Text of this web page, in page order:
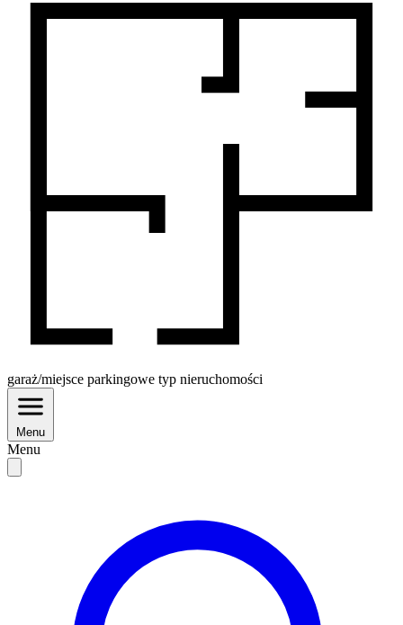
garaż/miejsce parkingowe typ nieruchomości
Menu
Menu